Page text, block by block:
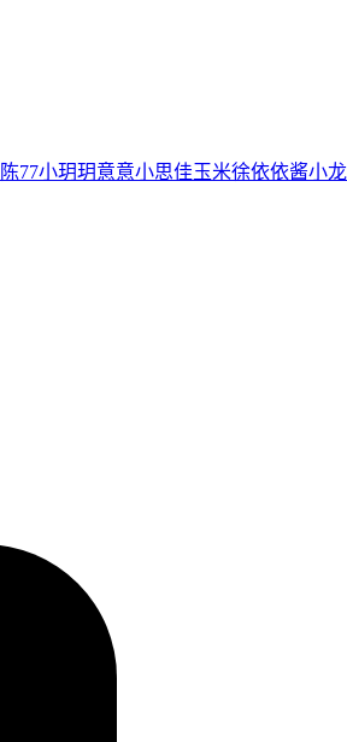
陈77小玥玥意意小思佳玉米徐依依酱小